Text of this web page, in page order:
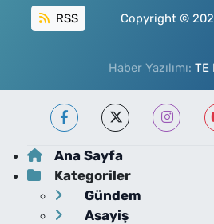
RSS Copyright ©
Haber Yazılımı: TE
Ana Sayfa
Kategoriler
Gündem
Asayiş